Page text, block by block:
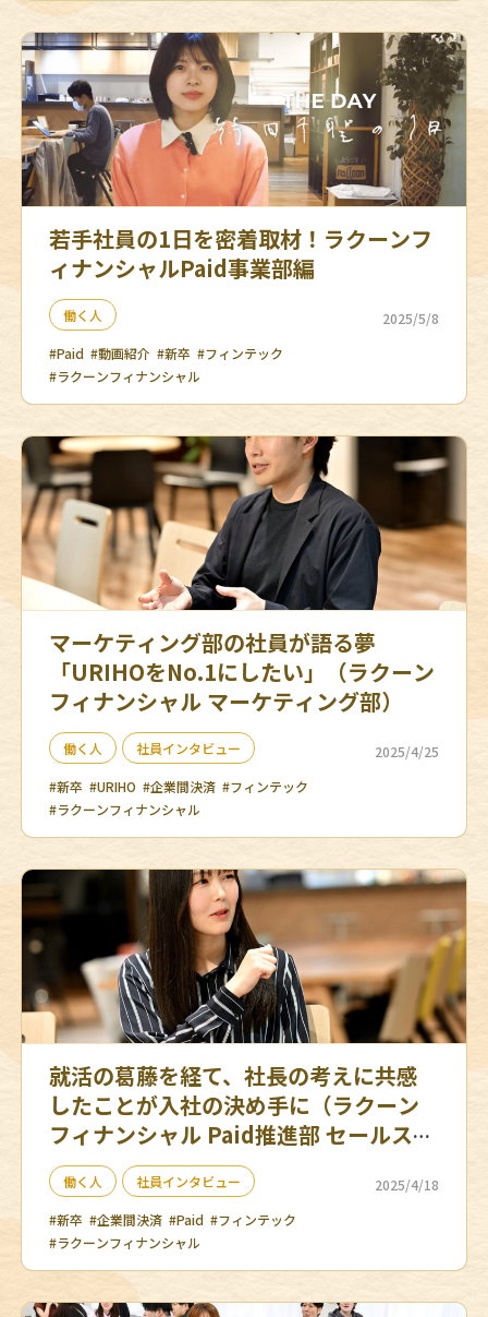
若手社員の1日を密着取材！ラクーンフ
ィナンシャルPaid事業部編
働く人
2025/5/8
#Paid #動画紹介 #新卒 #フィンテック
#ラクーンフィナンシャル
マーケティング部の社員が語る夢
「URIHOをNo.1にしたい」（ラクーン
フィナンシャル マーケティング部）
働く人 社員インタビュー
2025/4/25
#新卒 #URIHO #企業間決済 #フィンテック
#ラクーンフィナンシャル
就活の葛藤を経て、社長の考えに共感
したことが入社の決め手に（ラクーン
フィナンシャル Paid推進部 セールスチ
ーム）
働く人 社員インタビュー
2025/4/18
#新卒 #企業間決済 #Paid #フィンテック
#ラクーンフィナンシャル